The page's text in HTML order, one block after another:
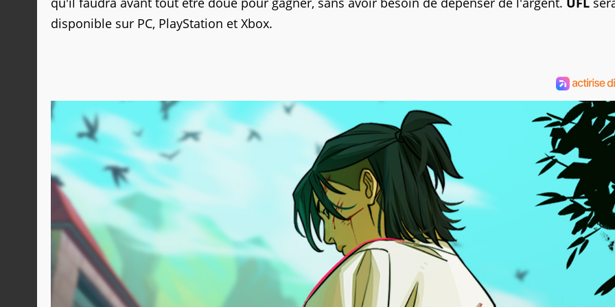
disponible sur PC, PlayStation et Xbox.